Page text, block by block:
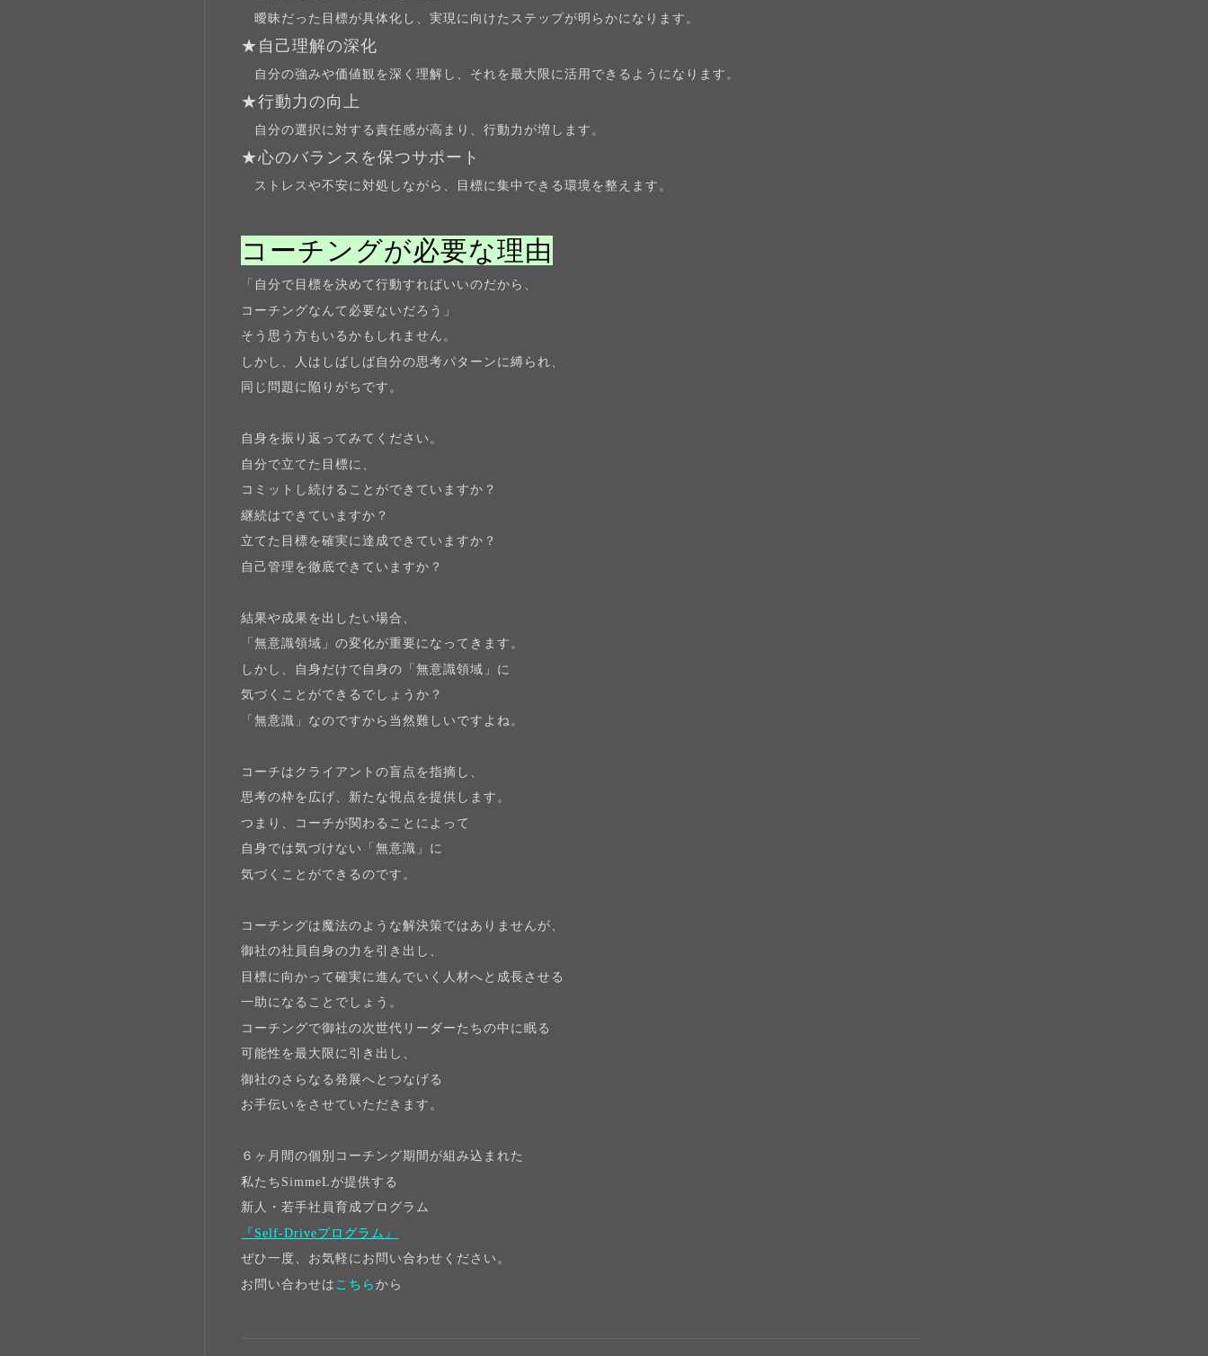
曖昧だった目標が具体化し、実現に向けたステップが明らかになります。
★自己理解の深化
自分の強みや価値観を深く理解し、それを最大限に活用できるようになります。
★行動力の向上
自分の選択に対する責任感が高まり、行動力が増します。
★心のバランスを保つサポート
ストレスや不安に対処しながら、目標に集中できる環境を整えます。
コーチングが必要な理由
「自分で目標を決めて行動すればいいのだから、
コーチングなんて必要ないだろう」
そう思う方もいるかもしれません。
しかし、人はしばしば自分の思考パターンに縛られ、
同じ問題に陥りがちです。
自身を振り返ってみてください。
自分で立てた目標に、
コミットし続けることができていますか？
継続はできていますか？
立てた目標を確実に達成できていますか？
自己管理を徹底できていますか？
結果や成果を出したい場合、
「無意識領域」の変化が重要になってきます。
しかし、自身だけで自身の「無意識領域」に
気づくことができるでしょうか？
「無意識」なのですから当然難しいですよね。
コーチはクライアントの盲点を指摘し、
思考の枠を広げ、新たな視点を提供します。
つまり、コーチが関わることによって
自身では気づけない「無意識」に
気づくことができるのです。
コーチングは魔法のような解決策ではありませんが、
御社の社員自身の力を引き出し、
目標に向かって確実に進んでいく人材へと成長させる
一助になることでしょう。
コーチングで御社の次世代リーダーたちの中に眠る
可能性を最大限に引き出し、
御社のさらなる発展へとつなげる
お手伝いをさせていただきます。
６ヶ月間の個別コーチング期間が組み込まれた
私たちSimmeLが提供する
新人・若手社員育成プログラム
『Self-Driveプログラム』
ぜひ一度、お気軽にお問い合わせください。
お問い合わせは こちらから